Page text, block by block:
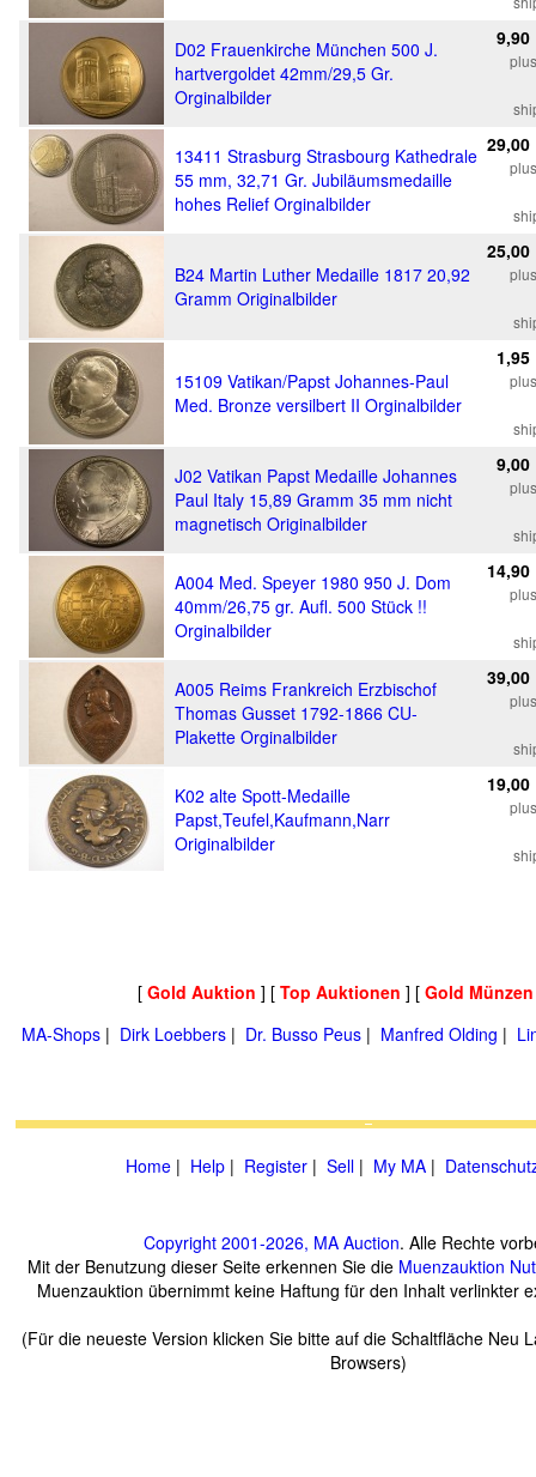
D02 Frauenkirche München 500 J.
hartvergoldet 42mm/29,5 Gr.
Orginalbilder
9,90
13411 Strasburg Strasbourg Kathedrale
55 mm, 32,71 Gr. Jubiläumsmedaille
hohes Relief Orginalbilder
29,00
B24 Martin Luther Medaille 1817 20,92
Gramm Originalbilder
25,00
15109 Vatikan/Papst Johannes-Paul
Med. Bronze versilbert II Orginalbilder
1,95
J02 Vatikan Papst Medaille Johannes
Paul Italy 15,89 Gramm 35 mm nicht
magnetisch Originalbilder
9,00
A004 Med. Speyer 1980 950 J. Dom
40mm/26,75 gr. Aufl. 500 Stück !!
Orginalbilder
14,90
A005 Reims Frankreich Erzbischof
Thomas Gusset 1792-1866 CU-
Plakette Orginalbilder
39,00
K02 alte Spott-Medaille
Papst,Teufel,Kaufmann,Narr
Originalbilder
19,00
[ Gold Auktion ] [ Top Auktionen ] [ Gold
MA-Shops | Dirk Loebbers | Dr. Busso Peus | Manfred Olding |
Home | Help | Register | Sell | My MA |
Copyright 2001-2026, MA Auction. Alle Rechte
Mit der Benutzung dieser Seite erkennen Sie die Muenzauktion
Muenzauktion übernimmt keine Haftung für den Inhalt verlinkter
(Für die neueste Version klicken Sie bitte auf die Schaltfläche Neu
Browsers)